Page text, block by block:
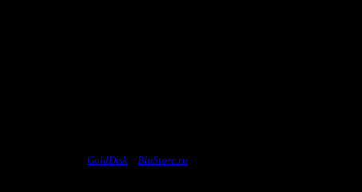
GoldDisk BluStore.ru